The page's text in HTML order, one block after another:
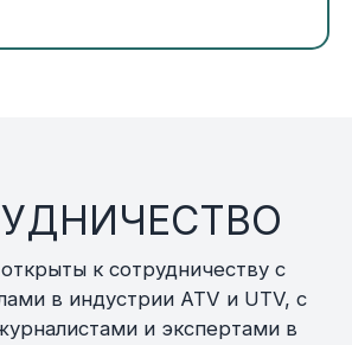
к сотрудничеству с
в индустрии ATV и UTV, с
и экспертами в